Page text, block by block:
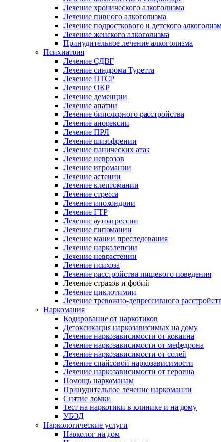
Лечение хронического алкоголизма
Лечение пивного алкоголизма
Лечение подросткового и детского
Лечение женского алкоголизма
Принудительное лечение алкоголизма
Психиатрия
Лечение СДВГ
Лечение синдрома Туретта
Лечение ПТСР
Лечение ОКР
Лечение деменции
Лечение апатии
Лечение биполярного расстройства
Лечение анорексии
Лечение ПРЛ
Лечение шизофрении
Лечение панических атак
Лечение неврозов
Лечение игромании
Лечение астении
Лечение клептомании
Лечение стресса
Лечение ипохондрии
Лечение ГТР
Лечение аутоагрессии
Лечение гипомании
Лечение мании преследования
Лечение нарколепсии
Лечение неврастении
Лечение психоза
Лечение расстройства пищевого поведения
Лечение страхов и фобий
Лечение циклотимии
Лечение тревожно-депрессивного
Наркомания
Кодирование от наркотиков
Детоксикация наркозависимых на дому
Лечение наркозависимости от кокаина
Лечение наркозависимости от мефедрона
Лечение наркозависимости от солей
Лечение спайсовой наркозависимости
Лечение наркозависимости от героина
Помощь наркоманам
Принудительное лечение наркомании
Снятие ломки
Тест на наркотики в клинике и на дому
УБОД
Наркологические услуги
Нарколог на дом